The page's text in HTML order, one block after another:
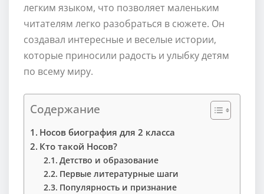
легким языком, что позволяет маленьким
читателям легко разобраться в сюжете. Он
создавал интересные и веселые истории,
которые приносили радость и улыбку детям
по всему миру.
Содержание
Носов биография для 2 класса
Кто такой Носов?
Детство и образование
Первые литературные шаги
Популярность и признание